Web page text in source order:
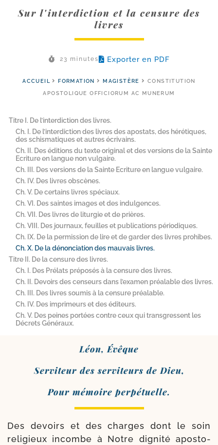
Sur l'interdiction et la censure des
livres
23 minutes Exporter en PDF
ACCUEIL FORMATION MAGISTÈRE
CONSTITUTION
APOSTOLIQUE OFFICIORUM AC MUNERUM
Titre I. De l’interdiction des livres.
Ch. I. De l’interdiction des livres des apostats, des hérétiques,
des schismatiques et autres écrivains.
Ch. II. Des éditions du texte original et des versions de la Sainte
Ecriture en langue non vulgaire.
Ch. III. Des versions de la Sainte Ecriture en langue vulgaire.
Ch. IV. Des livres obscènes.
Ch. V. De certains livres spéciaux.
Ch. VI. Des saintes images et des indulgences.
Ch. VII. Des livres de liturgie et de prières.
Ch. VIII. Des journaux, feuilles et publications périodiques.
Ch. IX. De la permission de lire et de garder des livres prohibes.
Ch. X. De la dénonciation des mauvais livres.
Titre II. De la censure des livres.
Ch. I. Des Prélats préposés à la censure des livres.
Ch. II. Devoirs des censeurs dans l’examen préalable des livres.
Ch. III. Des livres soumis à la censure préalable.
Ch. IV. Des imprimeurs et des éditeurs.
Ch. V. Des peines portées contre ceux qui transgressent les
Décrets Généraux.
Léon, Évêque
Serviteur des ser­vi­teurs de Dieu,
Pour mémoire perpétuelle.
Des devoirs et des charges dont le soin
reli­gieux incombe à Notre digni­té apos­to­